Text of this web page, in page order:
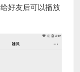
好友后可以播放